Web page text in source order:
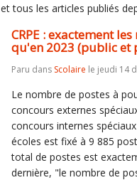
et tous les articles publiés
CRPE : exactement
qu'en 2023 (public et
Paru dans Scolaire le jeudi 14
Le nombre de postes à
concours externes
concours internes
écoles est fixé à 9 885
total de postes est
dernière, "le nombre de